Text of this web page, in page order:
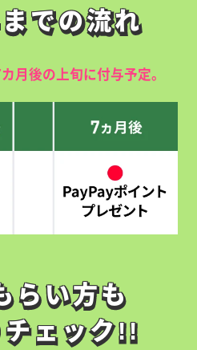
での流れ
での流れ
月後の上旬に付与予定。
らい方も
チェック!!
らい方も
チェック!!